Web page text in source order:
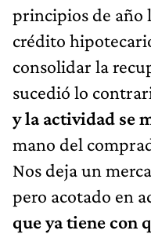
principios de año
crédito
consolidar la
sucedió lo
y la actividad se
mano del
Nos deja un
pero acotado en
que ya tiene con